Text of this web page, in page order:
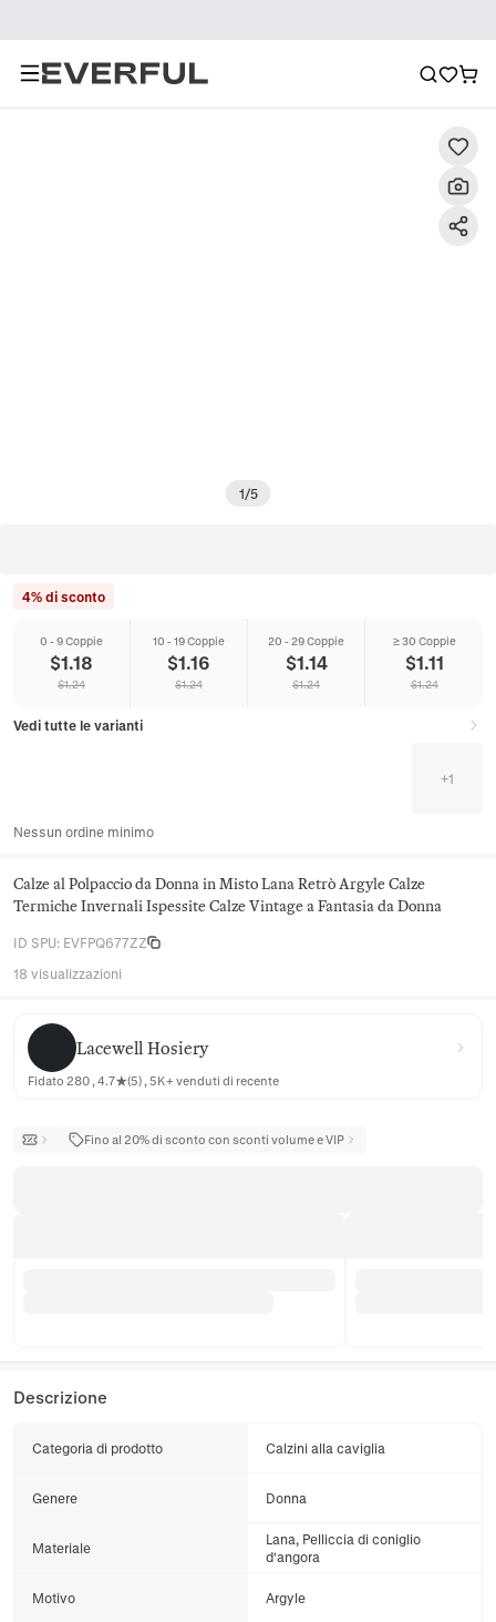
1/5
4% di sconto
0 - 9 Coppie
$1.18
$1.24
10 - 19 Coppie
$1.16
$1.24
20 - 29 Coppie
$1.14
$1.24
≥ 30 Coppie
$1.11
$1.24
Vedi tutte le varianti
+1
Nessun ordine minimo
Calze al Polpaccio da Donna in Misto Lana Retrò Argyle Calze
Termiche Invernali Ispessite Calze Vintage a Fantasia da Donna
ID SPU: EVFPQ677ZZ
18 visualizzazioni
Lacewell Hosiery
Lacewell Hosiery
Fidato 280 , 4.7★(5) , 5K+ venduti di recente
Fino al 20% di sconto con sconti volume e VIP
Descrizione
Categoria di prodotto Calzini alla caviglia
Genere Donna
Materiale
Lana, Pelliccia di coniglio
d'angora
Motivo Argyle